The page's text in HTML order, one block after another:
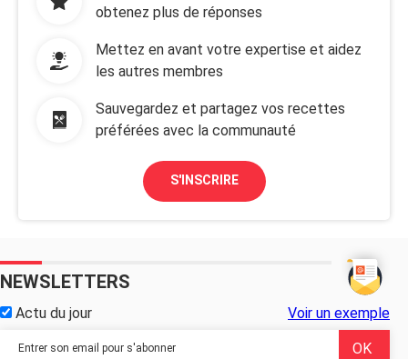
obtenez plus de réponses
Mettez en avant votre expertise et aidez
les autres membres
Sauvegardez et partagez vos recettes
préférées avec la communauté
S'INSCRIRE
NEWSLETTERS
Actu du jour Voir un exemple